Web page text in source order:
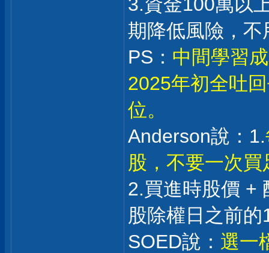
期降低風險，
PS： 中間學習
2025年初全吐
位。
Anderson說：1.
股，不要一次買
2.買進時股價 +
股除權日之前
SOED說： 選一